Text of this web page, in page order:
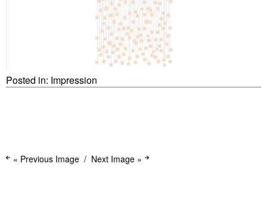
Posted in: Impression
« Previous Image Next Image »